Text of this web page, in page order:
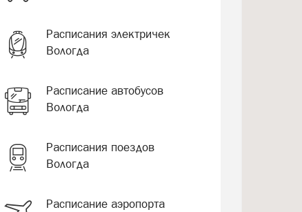
Расписания электричек
Вологда
Расписание автобусов
Вологда
Расписания поездов
Вологда
Расписание аэропорта